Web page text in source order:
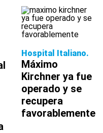
Hospital Italiano
Máximo
Kirchner ya fue
operado y se
recupera
favorablemente